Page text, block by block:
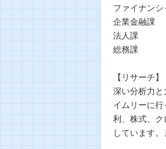
ファイナン
企業金融課
法人課
総務課
【リサーチ】
深い分析⼒
イムリーに
利、株式、
しています